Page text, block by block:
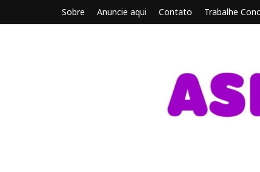
Sobre Anuncie aqui Contato Trabalhe